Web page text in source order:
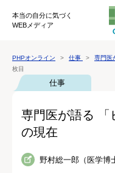
本当の自分に気づく
WEBメディア
PHPオンライン 仕事 専門医
枚目
仕事
専門医が語る 「
の現在
野村総一郎（医学博